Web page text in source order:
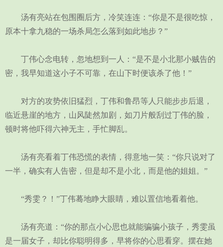
汤有亮站在包围圈后方，冷笑连连：“你是不是很吃惊，
原本十拿九稳的一场杀局怎么落到如此地步？”
丁伟心念电转，忽地想到一人：“是不是小北那小贼告的
密，我早知道这小子不可靠，在山下时便该杀了他！”
对方的攻势依旧猛烈，丁伟和鲁昂等人只能步步后退，
临近悬崖的地方，山风陡然加剧，如刀片般刮过丁伟的脸，
顿时将他吓得六神无主，手忙脚乱。
汤有亮看着丁伟恐慌的表情，得意地一笑：“你只说对了
一半，确实有人告密，但是却不是小北，而是他的姐姐。”
“秀雯？！”丁伟蓦地睁大眼睛，难以置信地看着他。
汤有亮道：“你的那点小心思也就能骗骗小孩子，秀雯虽
是一届女子，却比你聪明得多，早将你的心思看穿。摆在她